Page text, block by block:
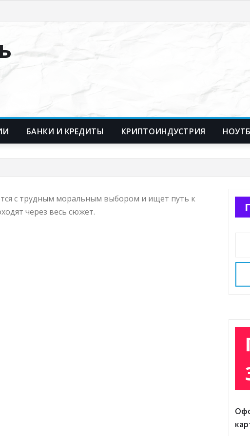
БАНКИ И КРЕДИТЫ КРИПТОИНДУСТРИЯ
с трудным моральным выбором и ищет путь к
через весь сюжет.